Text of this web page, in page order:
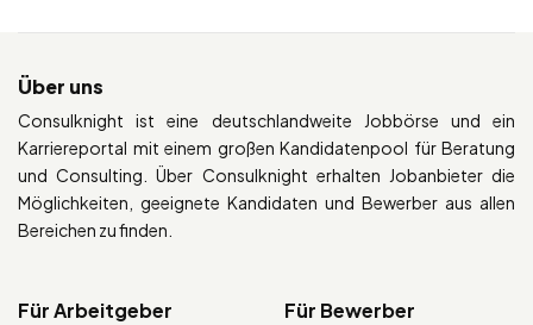
Über uns
Consulknight ist eine deutschlandweite Jobbörse und ein
Karriereportal mit einem großen Kandidatenpool für Beratung
und Consulting. Über Consulknight erhalten Jobanbieter die
Möglichkeiten, geeignete Kandidaten und Bewerber aus allen
Bereichen zu finden.
Für Arbeitgeber Für Bewerber